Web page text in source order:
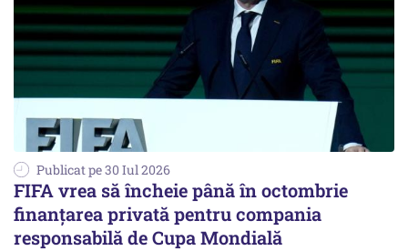
Publicat pe 30 Iul 2026
FIFA vrea să încheie până în octombrie
finanțarea privată pentru compania
responsabilă de Cupa Mondială